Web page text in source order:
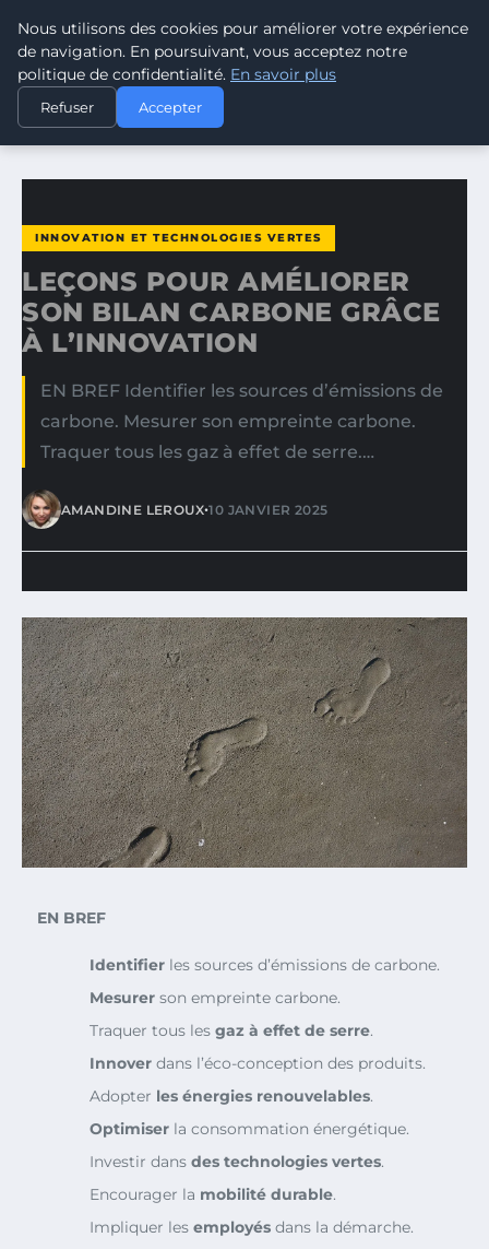
CLIMATE GUARDIAN
ACCUEIL
INNOVATION ET TECHNOLOGIES VERTES
LEÇONS POUR AMÉLIORER SON BILAN CARBONE GRÂCE À…
INNOVATION ET TECHNOLOGIES VERTES
LEÇONS POUR AMÉLIORER
SON BILAN CARBONE GRÂCE
À L’INNOVATION
EN BREF Identifier les sources d’émissions de
carbone. Mesurer son empreinte carbone.
Traquer tous les gaz à effet de serre.…
AMANDINE LEROUX•10 JANVIER 2025
EN BREF
Identifier les sources d’émissions de carbone.
Mesurer son empreinte carbone.
Traquer tous les gaz à effet de serre.
Innover dans l’éco-conception des produits.
Adopter les énergies renouvelables.
Optimiser la consommation énergétique.
Investir dans des technologies vertes.
Encourager la mobilité durable.
Impliquer les employés dans la démarche.
Nous utilisons des cookies pour améliorer votre expérience
de navigation. En poursuivant, vous acceptez notre
politique de confidentialité. En savoir plus
Refuser Accepter